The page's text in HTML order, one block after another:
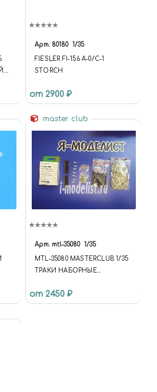
Арт. 80180 1/35
FIESLER FI-156 A-0/C-1
STORCH
от 2900 ₽
master club
Арт. mtl-35080 1/35
MTL-35080 MASTERCLUB 1/35
ТРАКИ НАБОРНЫЕ
CHIFTAIN OLD/DESTRUCTED
от 2450 ₽